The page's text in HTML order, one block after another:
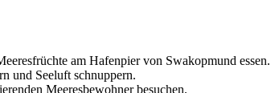
am Hafenpier von Swakopmund essen.
und Seeluft schnuppern.
Meeresbewohner besuchen.